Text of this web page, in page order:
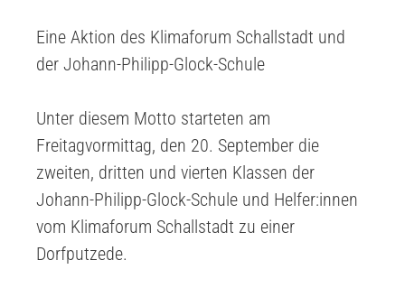
Eine Aktion des Klimaforum Schallstadt und
der Johann-Philipp-Glock-Schule
Unter diesem Motto starteten am
Freitagvormittag, den 20. September die
zweiten, dritten und vierten Klassen der
Johann-Philipp-Glock-Schule und Helfer:innen
vom Klimaforum Schallstadt zu einer
Dorfputzede.